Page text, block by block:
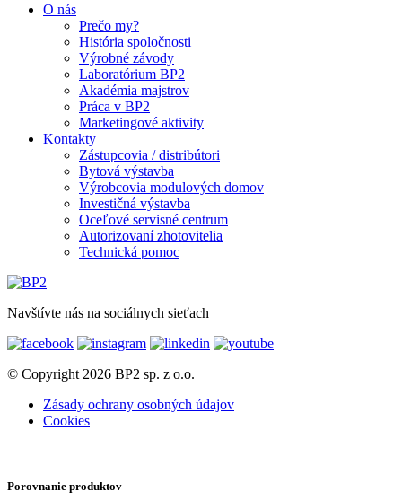
O nás
Prečo my?
História spoločnosti
Výrobné závody
Laboratórium BP2
Akadémia majstrov
Práca v BP2
Marketingové aktivity
Kontakty
Zástupcovia / distribútori
Bytová výstavba
Výrobcovia modulových domov
Investičná výstavba
Oceľové servisné centrum
Autorizovaní zhotovitelia
Technická pomoc
Navštívte nás na sociálnych sieťach
© Copyright 2026 BP2 sp. z o.o.
Zásady ochrany osobných údajov
Cookies
Porovnanie produktov